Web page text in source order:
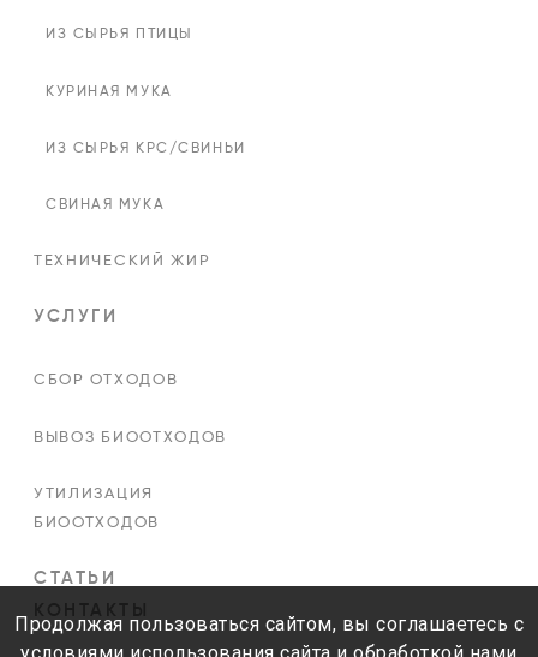
ИЗ СЫРЬЯ ПТИЦЫ
КУРИНАЯ МУКА
ИЗ СЫРЬЯ КРС/СВИНЬИ
СВИНАЯ МУКА
ТЕХНИЧЕСКИЙ ЖИР
УСЛУГИ
СБОР ОТХОДОВ
ВЫВОЗ БИООТХОДОВ
УТИЛИЗАЦИЯ
БИООТХОДОВ
СТАТЬИ
Продолжая пользоваться сайтом, вы соглашаетесь с